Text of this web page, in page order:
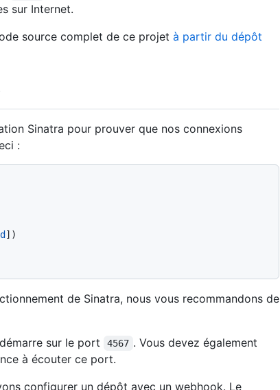
sur Internet.
source complet de ce projet à partir du dépôt
Sinatra pour prouver que nos connexions
:
])
de Sinatra, nous vous recommandons de
sur le port
4567 . Vous devez également
à écouter ce port.
configurer un dépôt avec un webhook. Le